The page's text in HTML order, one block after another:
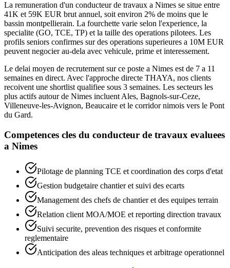
La remuneration d'un conducteur de travaux a Nimes se situe entre
41K et 59K EUR brut annuel, soit environ 2% de moins que le
bassin montpellierain. La fourchette varie selon l'experience, la
specialite (GO, TCE, TP) et la taille des operations pilotees. Les
profils seniors confirmes sur des operations superieures a 10M EUR
peuvent negocier au-dela avec vehicule, prime et interessement.
Le delai moyen de recrutement sur ce poste a Nimes est de 7 a 11
semaines en direct. Avec l'approche directe THAYA, nos clients
recoivent une shortlist qualifiee sous 3 semaines. Les secteurs les
plus actifs autour de Nimes incluent Ales, Bagnols-sur-Ceze,
Villeneuve-les-Avignon, Beaucaire et le corridor nimois vers le Pont
du Gard.
Competences cles du conducteur de travaux evaluees
a Nimes
Pilotage de planning TCE et coordination des corps d'etat
Gestion budgetaire chantier et suivi des ecarts
Management des chefs de chantier et des equipes terrain
Relation client MOA/MOE et reporting direction travaux
Suivi securite, prevention des risques et conformite
reglementaire
Anticipation des aleas techniques et arbitrage operationnel